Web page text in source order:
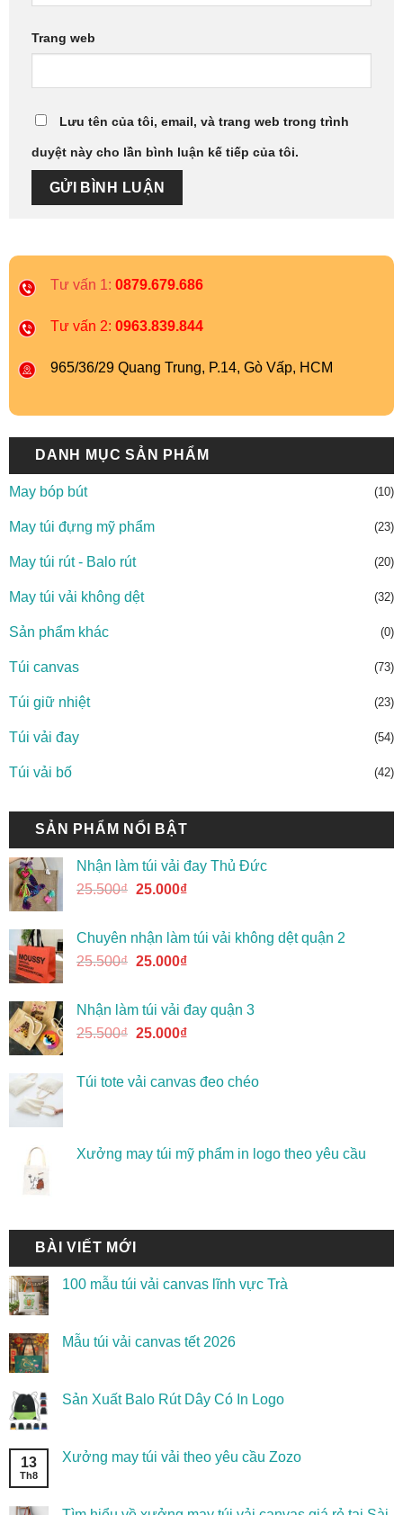
Trang web
Lưu tên của tôi, email, và trang web trong trình
duyệt này cho lần bình luận kế tiếp của tôi.
Tư vấn 1: 0879.679.686
Tư vấn 2: 0963.839.844
965/36/29 Quang Trung, P.14, Gò Vấp, HCM
DANH MỤC SẢN PHẨM
May bóp bút (10)
May túi đựng mỹ phẩm (23)
May túi rút - Balo rút (20)
May túi vải không dệt (32)
Sản phẩm khác (0)
Túi canvas (73)
Túi giữ nhiệt (23)
Túi vải đay (54)
Túi vải bố (42)
SẢN PHẨM NỔI BẬT
Nhận làm túi vải đay Thủ Đức
25.500₫ 25.000₫
Chuyên nhận làm túi vải không dệt quận 2
25.500₫ 25.000₫
Nhận làm túi vải đay quận 3
25.500₫ 25.000₫
Túi tote vải canvas đeo chéo
Xưởng may túi mỹ phẩm in logo theo yêu cầu
BÀI VIẾT MỚI
100 mẫu túi vải canvas lĩnh vực Trà
Mẫu túi vải canvas tết 2026
Sản Xuất Balo Rút Dây Có In Logo
13
Th8
Xưởng may túi vải theo yêu cầu Zozo